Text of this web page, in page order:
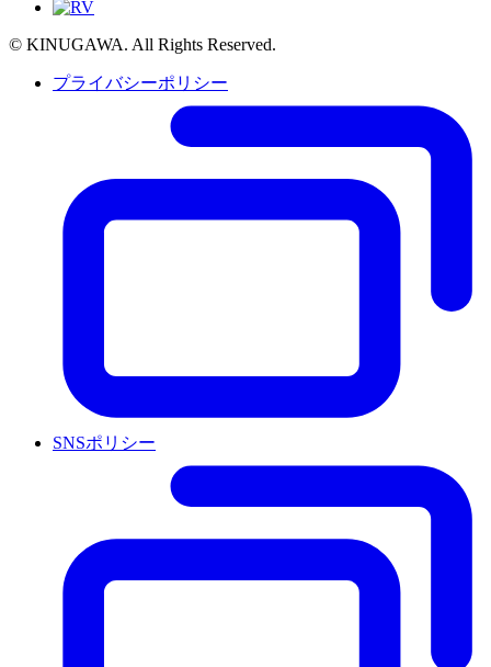
© KINUGAWA. All Rights Reserved.
プライバシーポリシー
SNSポリシー